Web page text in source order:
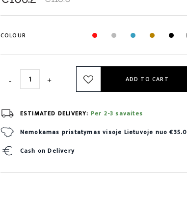
COLOUR
ADD TO CART
ESTIMATED DELIVERY: Per 2-3 savaites
Nemokamas pristatymas visoje Lietuvoje nuo €35.0
Cash on Delivery